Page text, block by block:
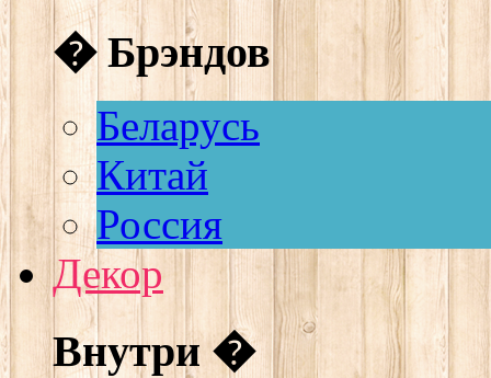
� Брэндов
Беларусь
Китай
Россия
Декор
Внутри �